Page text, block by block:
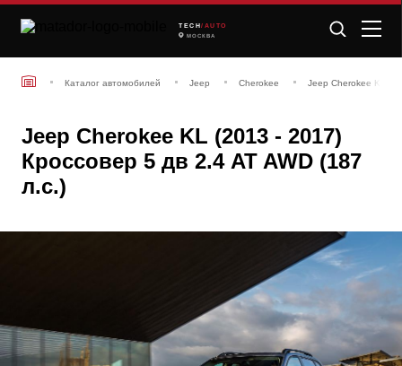
TECH /AUTO
МОСКВА
Каталог автомобилей Jeep Cherokee Jeep Cherokee KL
Jeep Cherokee KL (2013 - 2017)
Кроссовер 5 дв 2.4 AT AWD (187
л.с.)